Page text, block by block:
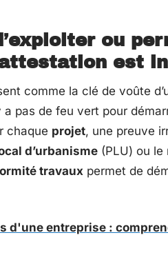
ou
est
comme la clé de voûte
a pas de feu vert pour
chaque projet, une preuve
d’urbanisme (PLU) ou
travaux permet de
d'une entreprise :